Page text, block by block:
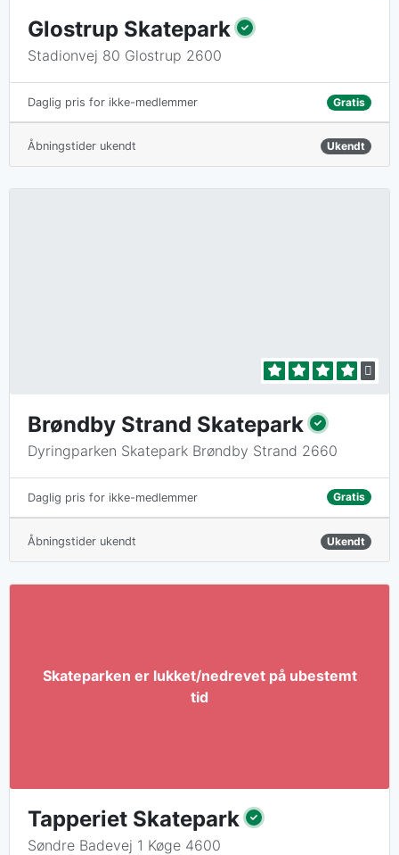
Glostrup Skatepark
Stadionvej 80 Glostrup 2600
Daglig pris for ikke-medlemmer Gratis
Åbningstider ukendt Ukendt
Brøndby Strand Skatepark
Dyringparken Skatepark Brøndby Strand 2660
Daglig pris for ikke-medlemmer Gratis
Åbningstider ukendt Ukendt
Tapperiet Skatepark
Søndre Badevej 1 Køge 4600